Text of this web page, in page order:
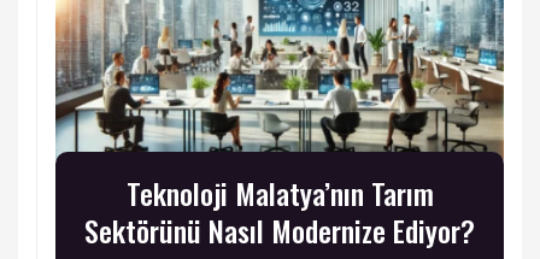
Teknoloji Malatya’nın Tarım
Sektörünü Nasıl Modernize Ediyor?